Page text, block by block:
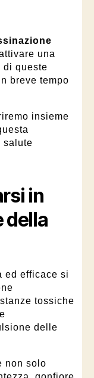
una
di queste
breve tempo
insieme
salute
in
della
ed efficace si
tossiche
delle
non solo